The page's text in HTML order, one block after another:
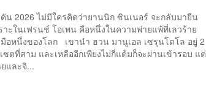
น 2026 ไม่มีใครคิดว่ายานนิก ซินเนอร์ จะกลับมายืน
ะในเฟรนช์ โอเพน คือหนึ่งในความพ่ายแพ้ที่เลวร้าย
อหนึ่งของโลก เขานำ ฮวน มานูเอล เซรุนโดโล อยู่ 2
ซตที่สาม และเหลืออีกเพียงไม่กี่แต้มก็จะผ่านเข้ารอบ แต่
และจิ...